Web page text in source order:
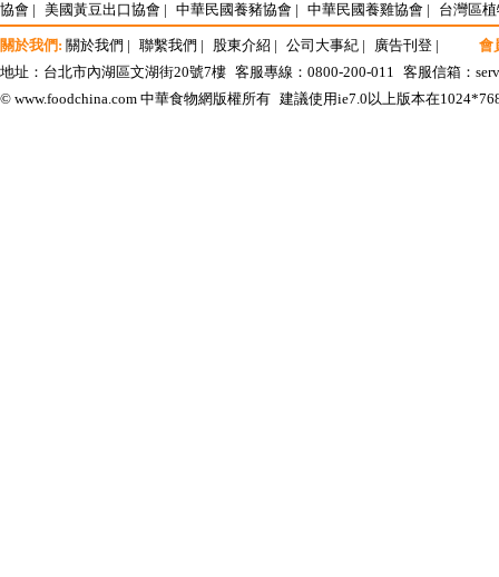
協會 | 美國黃豆出口協會 | 中華民國養豬協會 | 中華民國養雞協會 | 台灣區
關於我們: 關於我們 | 聯繫我們 | 股東介紹 | 公司大事紀 | 廣告刊登 |
會
地址：台北市內湖區文湖街20號7樓 客服專線：0800-200-011 客服信箱：
© www.foodchina.com 中華食物網版權所有 建議使用ie7.0以上版本在